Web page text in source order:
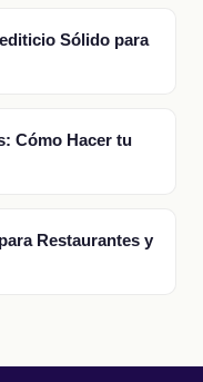
Sólido para
Cómo Hacer tu
Restaurantes y